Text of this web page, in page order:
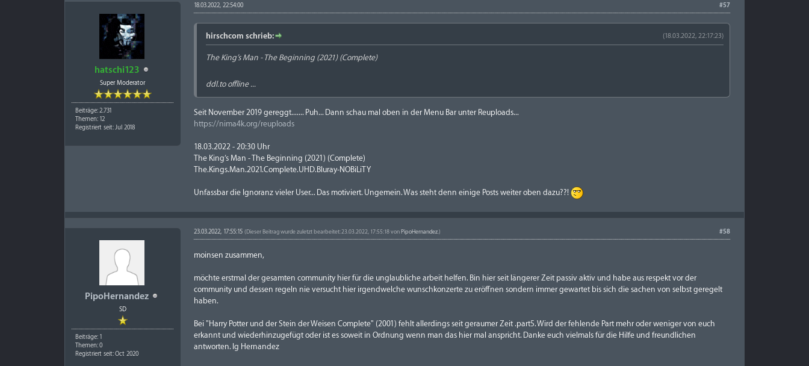
hatschi123
Super Moderator
Beiträge: 2.731
Themen: 12
Registriert seit: Jul 2018
#57
18.03.2022, 22:54:00
(18.03.2022, 22:17:23)
hirschcom schrieb:
The King’s Man - The Beginning (2021) (Complete)
ddl.to offline ...
Seit November 2019 gereggt....... Puh... Dann schau mal oben in der Menu Bar unter Reuploads...
https://nima4k.org/reuploads
18.03.2022 - 20:30 Uhr
The King’s Man - The Beginning (2021) (Complete)
The.Kings.Man.2021.Complete.UHD.Bluray-NOBiLiTY
Unfassbar die Ignoranz vieler User... Das motiviert. Ungemein. Was steht denn einige Posts weiter oben dazu??!
PipoHernandez
SD
Beiträge: 1
Themen: 0
Registriert seit: Oct 2020
#58
23.03.2022, 17:55:15(Dieser Beitrag wurde zuletzt bearbeitet: 23.03.2022, 17:55:18 von PipoHernandez .)
moinsen zusammen,
möchte erstmal der gesamten community hier für die unglaubliche arbeit helfen. Bin hier seit längerer Zeit passiv aktiv und habe aus respekt vor der
community und dessen regeln nie versucht hier irgendwelche wunschkonzerte zu eröffnen sondern immer gewartet bis sich die sachen von selbst geregelt
haben.
Bei "Harry Potter und der Stein der Weisen Complete" (2001) fehlt allerdings seit geraumer Zeit .part5. Wird der fehlende Part mehr oder weniger von euch
erkannt und wiederhinzugefügt oder ist es soweit in Ordnung wenn man das hier mal anspricht. Danke euch vielmals für die Hilfe und freundlichen
antworten. lg Hernandez